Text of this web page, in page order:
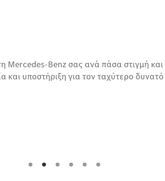
Mercedes-Benz σας ανά πάσα στιγμή
και υποστήριξη για τον ταχύτερο